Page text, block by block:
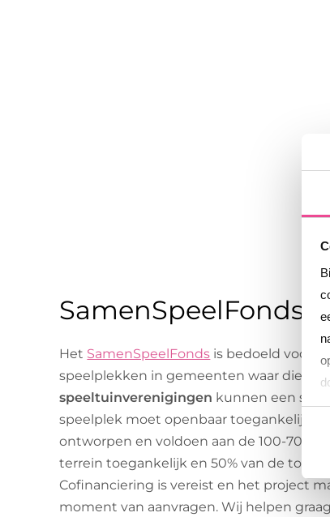
SamenSpeelFonds
Het SamenSpeelFonds is bedoeld voor
speelplekken in gemeenten waar die
speeltuinverenigingen kunnen een
speelplek moet openbaar toegankelijk
ontworpen en voldoen aan de 100-70-
terrein toegankelijk en 50% van de
Cofinanciering is vereist en het project
moment van aanvragen. Wij helpen